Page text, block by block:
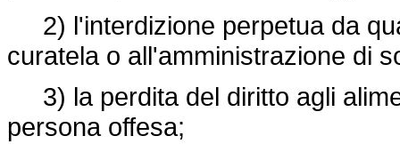
2) l'interdizione perpetua da
curatela o all'amministrazione di
3) la perdita del diritto agli
persona offesa;